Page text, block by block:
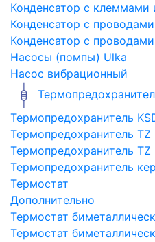
Конденсатор с клеммами
Конденсатор с проводами
Конденсатор с
Насосы (помпы) Ulka
Насос вибрационный
Термопредохранитель
Термопредохранитель TZ
Термопредохранитель TZ
Термопредохранитель
Термостат
Дополнительно
Термостат
Термостат